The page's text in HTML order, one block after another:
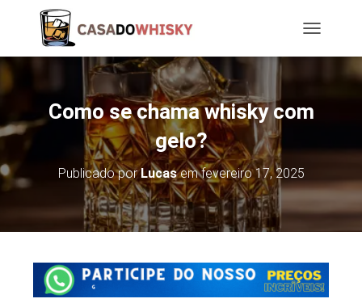
O
E
N
Como se chama whisky com
gelo?
Publicado porLucasemfevereiro 17, 2025